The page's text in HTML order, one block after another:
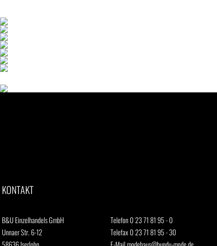
KONTAKT
B&U Einzelhandels GmbH
Unnaer Str. 6-12
Telefon 0 23 71 81 95 - 0
Telefax 0 23 71 81 95 - 30